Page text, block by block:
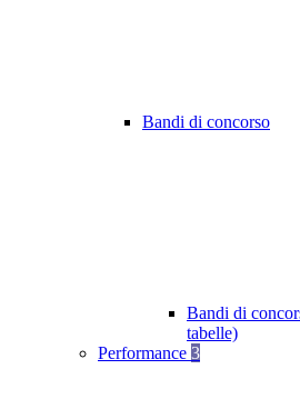
Bandi di concorso
Bandi di
tabelle)
Performance 3